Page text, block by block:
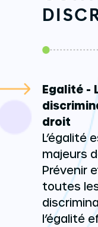
Egalité -
droit
L’égalité
majeurs
Prévenir
toutes
l’égalité